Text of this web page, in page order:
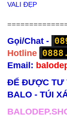
VALI ĐẸP
Gọi/Chat -
Hotline
Email:
ĐỂ ĐƯỢC TƯ
BALO - TÚI